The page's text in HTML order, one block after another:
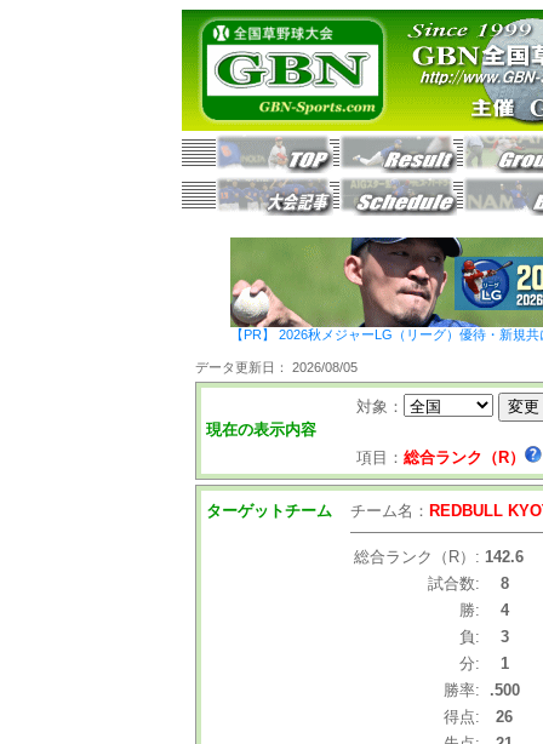
【PR】 2026秋メジャーLG（リーグ）優待・新規
データ更新日： 2026/08/05
現在の表示内容
対象：
項目： 総合ランク（R）
ターゲットチーム チーム名： REDBULL
総合ランク（R）: 142.6
試合数:
8
勝:
4
負:
3
分:
1
勝率:
.500
得点:
26